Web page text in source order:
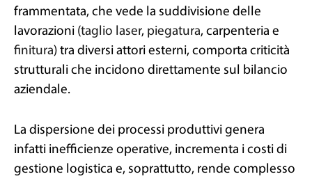
frammentata, che vede la suddivisione delle
lavorazioni (taglio laser, piegatura, carpenteria e
finitura) tra diversi attori esterni, comporta criticità
strutturali che incidono direttamente sul bilancio
aziendale.
La dispersione dei processi produttivi genera
infatti inefficienze operative, incrementa i costi di
gestione logistica e, soprattutto, rende complesso